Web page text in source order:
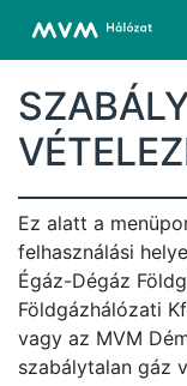
Ez alatt a
felhasználási
Égáz-Dégáz
Földgázhálózati
vagy az MVM
szabálytalan gáz